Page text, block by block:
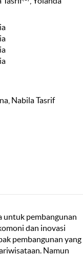
Nabila Tasrif
untuk pembangunan
dan inovasi
pembangunan yang
Namun